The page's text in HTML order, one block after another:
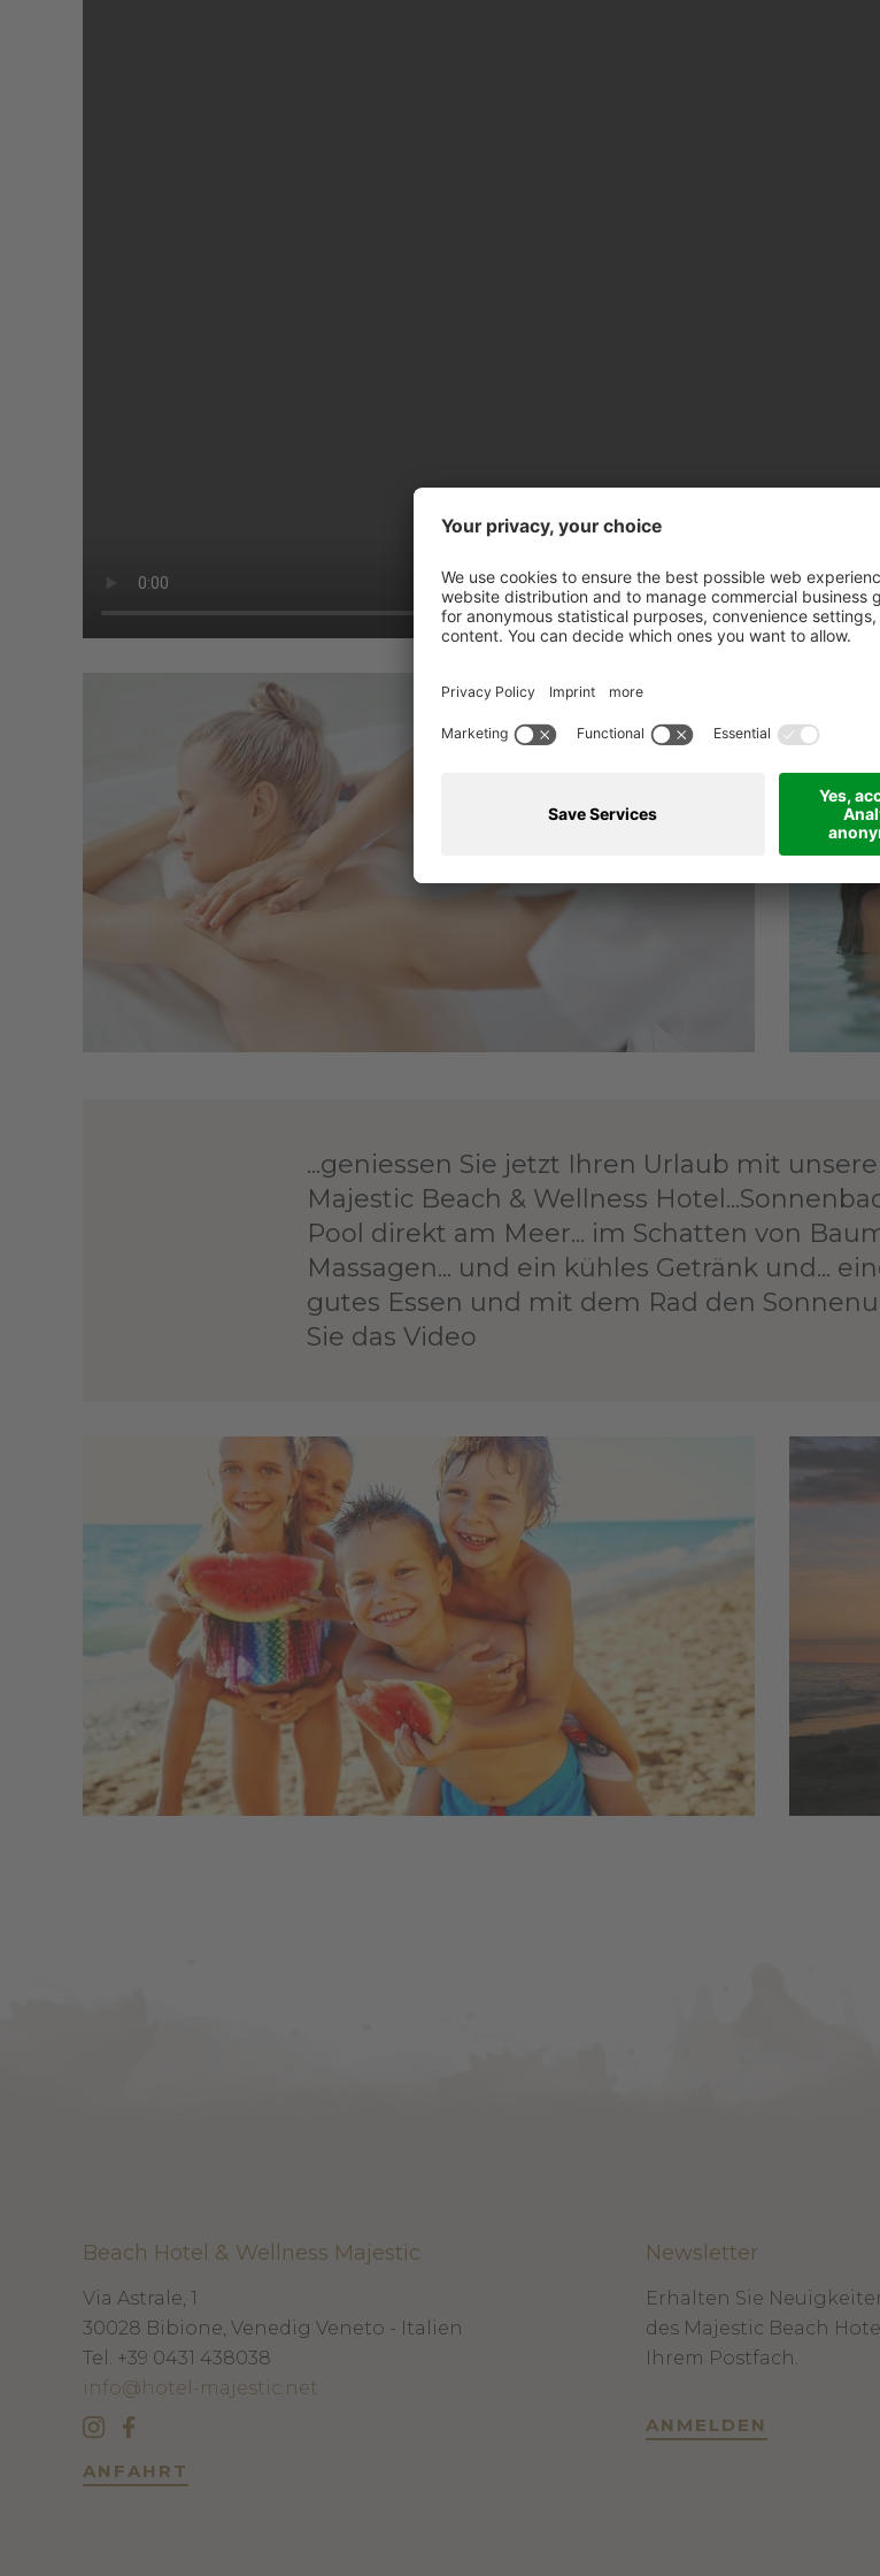
...geniessen Sie jetzt Ihren Urlaub mit
Majestic Beach & Wellness
Pool direkt am Meer... im Schatten von
Massagen... und ein kühles Getränk und...
gutes Essen und mit dem Rad den
Sie das Video
Beach Hotel & Wellness Majestic
Via Astrale, 1
30028 Bibione, Venedig Veneto - Italien
Tel.
+39 0431 438038
info@hotel-majestic.net
ANFAHRT
Newsletter
Erhalten Sie
des Majestic Beach
Ihrem Postfach.
ANMELDEN